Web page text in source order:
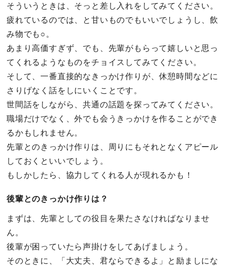
そういうときは、そっと差し入れをしてみてください。
疲れているのでは、と甘いものでもいいでしょうし、飲
み物でも○。
あまり高価すぎず、でも、先輩がもらって嬉しいと思っ
てくれるようなものをチョイスしてみてください。
そして、一番直接的なきっかけ作りが、休憩時間などに
さりげなく話をしにいくことです。
世間話をしながら、共通の話題を探ってみてください。
職場だけでなく、外でも会うきっかけを作ることができ
るかもしれません。
先輩とのきっかけ作りは、周りにもそれとなくアピール
しておくといいでしょう。
もしかしたら、協力してくれる人が現れるかも！
後輩とのきっかけ作りは？
まずは、先輩としての役目を果たさなければなりませ
ん。
後輩が困っていたら声掛けをしてあげましょう。
そのときに、「大丈夫、君ならできるよ」と励ましにな